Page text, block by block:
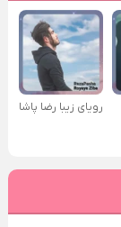
رویای زیبا رضا پاشا